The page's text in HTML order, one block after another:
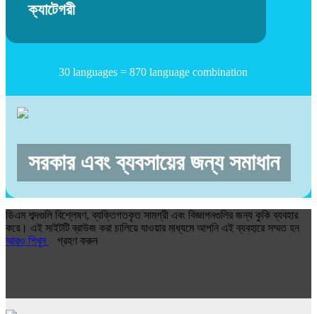
ক্যাটেগরী
30 languages = 870 language combination
সরকার এবং ব্যবসায়ের জন্য সমাধান
ডিএম শব্দগুলি বিশ্লেষণ, ব্যক্তিগতকৃত সামগ্রী এবং বিজ্ঞাপনগুলির জন্য কুকি ব্যবহার
করে। এই সাইটটি ব্রাউজ করা চালিয়ে যাওয়ার মাধ্যমে আপনি এই ব্যবহারে সম্মত হন
আরও শিখুন
গ্রহণ করুন